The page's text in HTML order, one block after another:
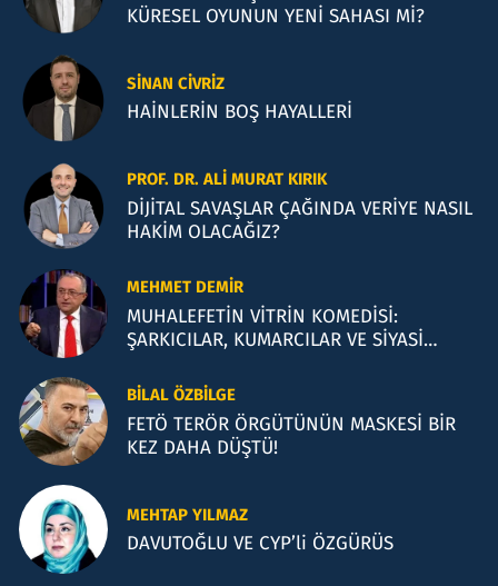
KÜRESEL OYUNUN YENİ SAHASI Mİ?
SINAN CIVRIZ
HAİNLERİN BOŞ HAYALLERİ
PROF. DR. ALI MURAT KIRIK
DİJİTAL SAVAŞLAR ÇAĞINDA VERİYE NASIL
HAKİM OLACAĞIZ?
MEHMET DEMIR
MUHALEFETİN VİTRİN KOMEDİSİ:
ŞARKICILAR, KUMARCILAR VE SİYASİ
BILAL ÖZBILGE
FETÖ TERÖR ÖRGÜTÜNÜN MASKESİ BİR
KEZ DAHA DÜŞTÜ!
MEHTAP YILMAZ
DAVUTOĞLU VE CYP’li ÖZGÜRÜS